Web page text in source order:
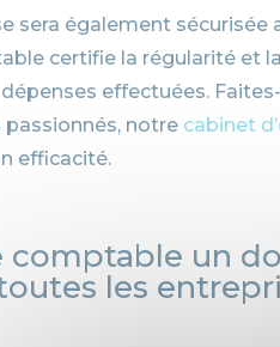
sera également sécurisée
certifie la régularité et
effectuées.
notre cabinet
efficacité.
comptable un
les